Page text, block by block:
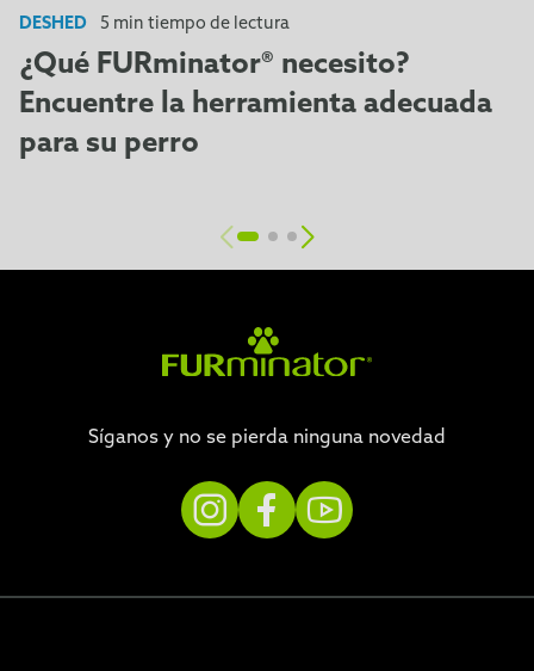
DESHED 5 min tiempo de lectura
¿Qué FURminator® necesito?
Encuentre la herramienta adecuada
para su perro
Síganos y no se pierda ninguna novedad